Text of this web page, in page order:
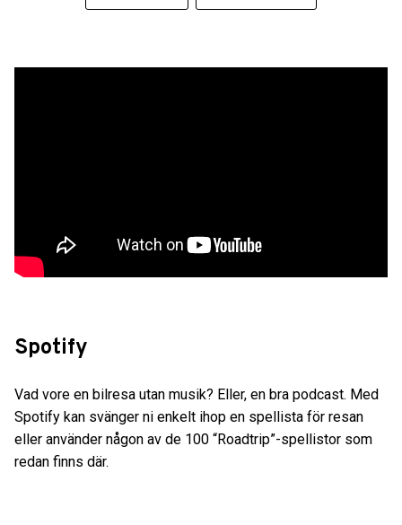
Spotify
Vad vore en bilresa utan musik? Eller, en bra podcast. Med
Spotify kan svänger ni enkelt ihop en spellista för resan
eller använder någon av de 100 “Roadtrip”-spellistor som
redan finns där.